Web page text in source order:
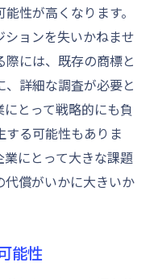
性が高くなります。
ションを失いかねませ
には、既存の商標と
詳細な調査が必要と
とって戦略的にも負
る可能性もありま
にとって大きな課題
代償がいかに大きいか
能性